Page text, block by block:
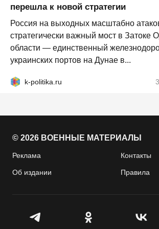
перешла к новой стратегии
Россия на выходных масштабно
стратегически важный мост в Затоке
области — единственный
украинских портов на Дунае в...
k-politika.ru
© 2026 ВОЕННЫЕ МАТЕРИАЛЫ
Реклама Контакты
Об издании Правила